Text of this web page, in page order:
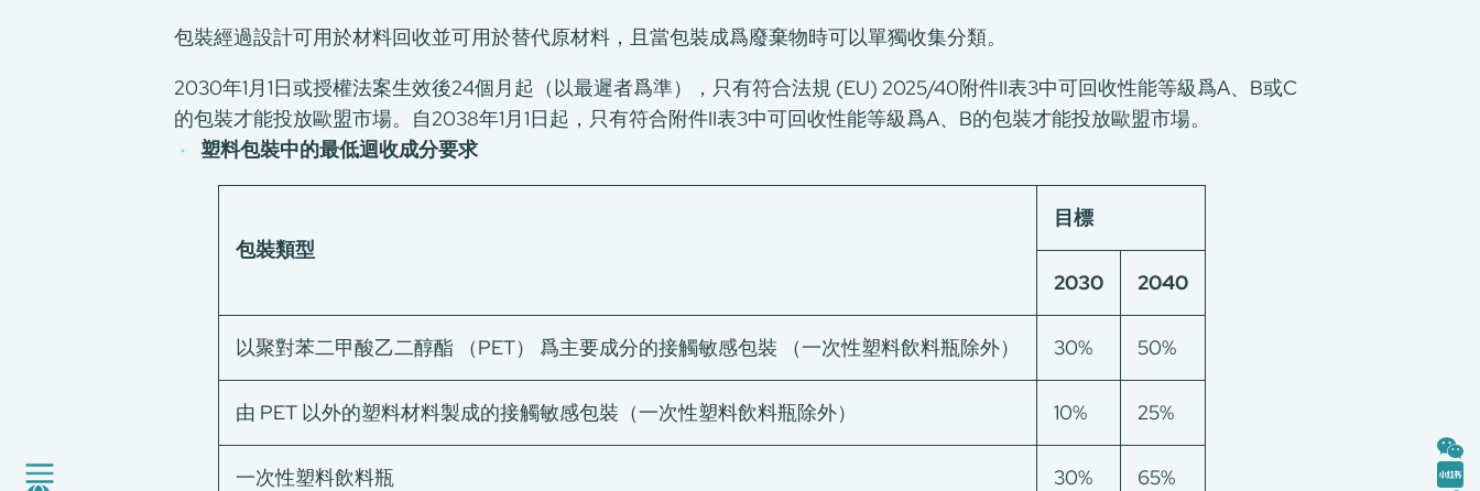
綠色環保服務
認證與評價服務
包裝經過設計可用於材料回收並可用於替代原材料，且當包裝成爲廢棄物時可以單獨收集分類。
2030年1月1日或授權法案生效後24個月起（以最遲者爲準），只有符合法規 (EU) 2025/40附件II表3中可回收性能等級爲A、B或C
的包裝才能投放歐盟市場。自2038年1月1日起，只有符合附件II表3中可回收性能等級爲A、B的包裝才能投放歐盟市場。
塑料包裝中的最低迴收成分要求
包裝類型
目標
2030 2040
以聚對苯二甲酸乙二醇酯 （PET） 爲主要成分的接觸敏感包裝 （一次性塑料飲料瓶除外） 30% 50%
由 PET 以外的塑料材料製成的接觸敏感包裝（一次性塑料飲料瓶除外） 10% 25%
一次性塑料飲料瓶 30% 65%